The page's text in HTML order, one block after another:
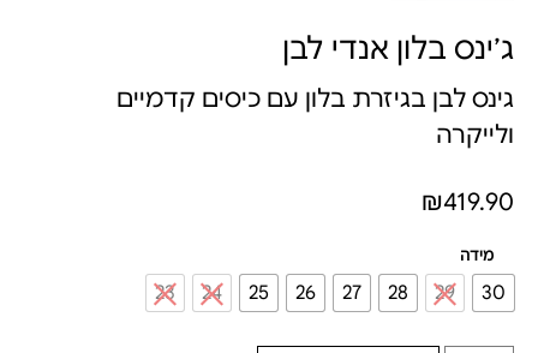
ג׳ינס בלון אנדי לבן
גינס לבן בגיזרת בלון עם כיסים קדמיים
ולייקרה
₪419.90
מידה
30
29
28
27
26
25
24
23